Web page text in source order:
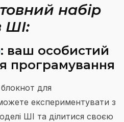
набір
ШІ:
: ваш особистий
програмування
блокнот для
експериментувати з
ШІ та ділитися своєю